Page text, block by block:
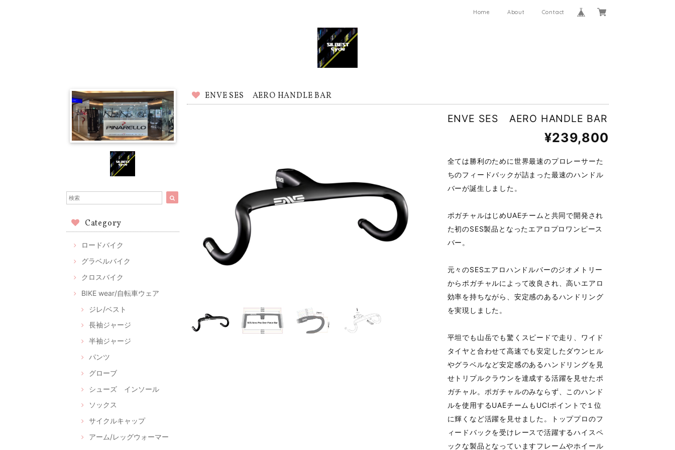
Home About Contact
Category
ロードバイク
グラベルバイク
クロスバイク
BIKE wear/自転車ウェア
ジレ/ベスト
長袖ジャージ
半袖ジャージ
パンツ
グローブ
シューズ インソール
ソックス
サイクルキャップ
アーム/レッグウォーマー
ENVE SES AERO HANDLE BAR
ENVE SES AERO HANDLE BAR
¥239,800
全ては勝利のために世界最速のプロレーサーた
ちのフィードバックが詰まった最速のハンドル
バーが誕生しました。
ポガチャルはじめUAEチームと共同で開発され
た初のSES製品となったエアロプロワンピース
バー。
元々のSESエアロハンドルバーのジオメトリー
からポガチャルによって改良され、高いエアロ
効率を持ちながら、安定感のあるハンドリング
を実現しました。
平坦でも山岳でも驚くスピードで走り、ワイド
タイヤと合わせて高速でも安定したダウンヒル
やグラベルなど安定感のあるハンドリングを見
せトリプルクラウンを達成する活躍を見せたポ
ガチャル。ポガチャルのみならず、このハンド
ルを使用するUAEチームもUCIポイントで１位
に輝くなど活躍を見せました。トッププロのフ
ィードバックを受けレースで活躍するハイスペ
ックな製品となっていますフレームやホイール